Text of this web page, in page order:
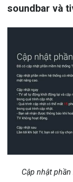
soundbar và
Cập nhật